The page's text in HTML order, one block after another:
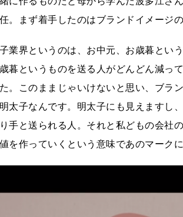
。まず着手したのはブランドイメージ
業界というのは、お中元、お歳暮とい
暮というものを送る人がどんどん減っ
。このままじゃいけないと思い、ブラ
太子なんです。明太子にも見えますし
手と送られる人。それと私どもの会社
を作っていくという意味であのマーク